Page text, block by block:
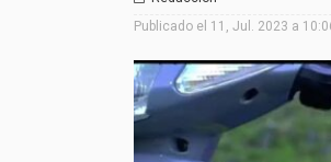
Publicado el 11, Jul. 2023 a